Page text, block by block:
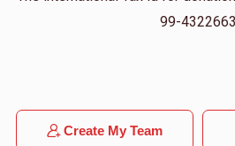
99-4322663
Create My Team